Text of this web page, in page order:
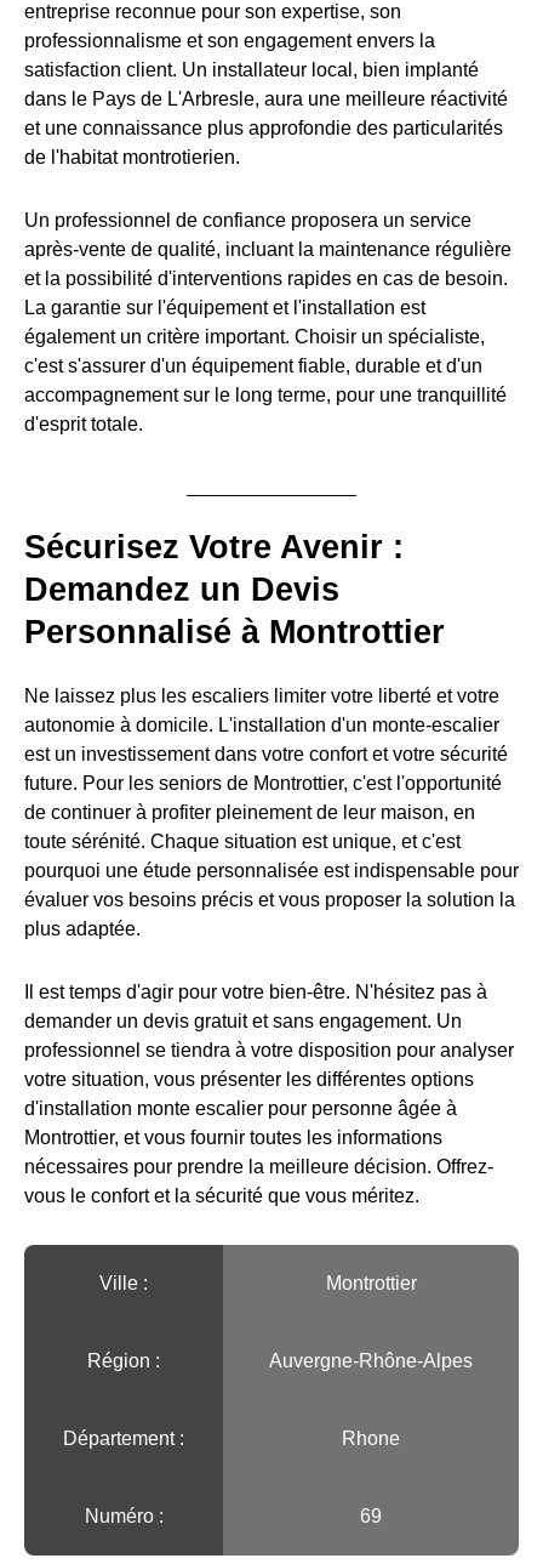
entreprise reconnue pour son expertise, son
professionnalisme et son engagement envers la
satisfaction client. Un installateur local, bien implanté
dans le Pays de L'Arbresle, aura une meilleure réactivité
et une connaissance plus approfondie des particularités
de l'habitat montrotierien.
Un professionnel de confiance proposera un service
après-vente de qualité, incluant la maintenance régulière
et la possibilité d'interventions rapides en cas de besoin.
La garantie sur l'équipement et l'installation est
également un critère important. Choisir un spécialiste,
c'est s'assurer d'un équipement fiable, durable et d'un
accompagnement sur le long terme, pour une tranquillité
d'esprit totale.
Sécurisez Votre Avenir :
Demandez un Devis
Personnalisé à Montrottier
Ne laissez plus les escaliers limiter votre liberté et votre
autonomie à domicile. L'installation d'un monte-escalier
est un investissement dans votre confort et votre sécurité
future. Pour les seniors de Montrottier, c'est l'opportunité
de continuer à profiter pleinement de leur maison, en
toute sérénité. Chaque situation est unique, et c'est
pourquoi une étude personnalisée est indispensable pour
évaluer vos besoins précis et vous proposer la solution la
plus adaptée.
Il est temps d'agir pour votre bien-être. N'hésitez pas à
demander un devis gratuit et sans engagement. Un
professionnel se tiendra à votre disposition pour analyser
votre situation, vous présenter les différentes options
d'installation monte escalier pour personne âgée à
Montrottier, et vous fournir toutes les informations
nécessaires pour prendre la meilleure décision. Offrez-
vous le confort et la sécurité que vous méritez.
Ville :️ Montrottier
Région :️ Auvergne-Rhône-Alpes
Département : Rhone
Numéro : 69